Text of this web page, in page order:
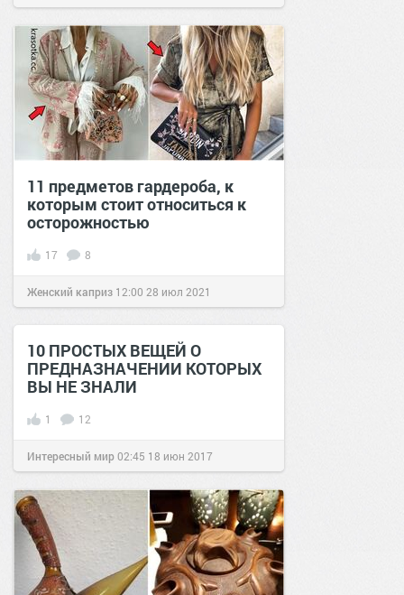
позитива!09:0101 апр 2019
11 предметов гардероба, к
которым стоит относиться к
осторожностью
17 8
Женский каприз 12:00 28 июл 2021
10 ПРОСТЫХ ВЕЩЕЙ О
ПРЕДНАЗНАЧЕНИИ КОТОРЫХ
ВЫ НЕ ЗНАЛИ
1 12
Интересный мир02:45 18 июн 2017